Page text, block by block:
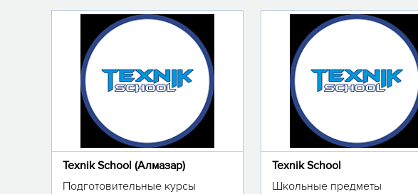
Texnik School (Алмазар)
Подготовительные курсы
Texnik School
Школьные предметы